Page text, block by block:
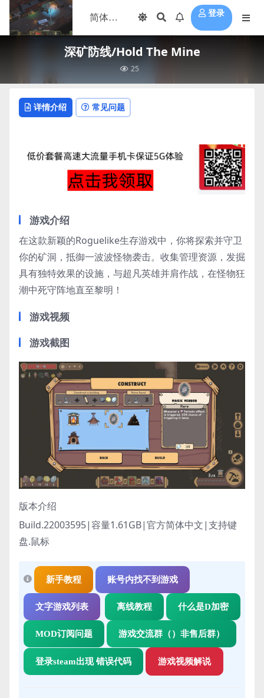
登录
深矿防线/Hold The Mine
25
详情介绍 常见问题
游戏介绍
在这款新颖的Roguelike生存游戏中，你将探索并守卫
你的矿洞，抵御一波波怪物袭击。收集管理资源，发掘
具有独特效果的设施，与超凡英雄并肩作战，在怪物狂
潮中死守阵地直至黎明！
游戏视频
游戏截图
版本介绍
Build.22003595|容量1.61GB|官方简体中文|支持键
盘.鼠标
新手教程 账号内找不到游戏
文字游戏列表 离线教程 什么是D加密
MOD订阅问题 游戏交流群（）非售后群）
登录steam出现 错误代码 游戏视频解说